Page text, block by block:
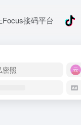
Focus接码平台
密照